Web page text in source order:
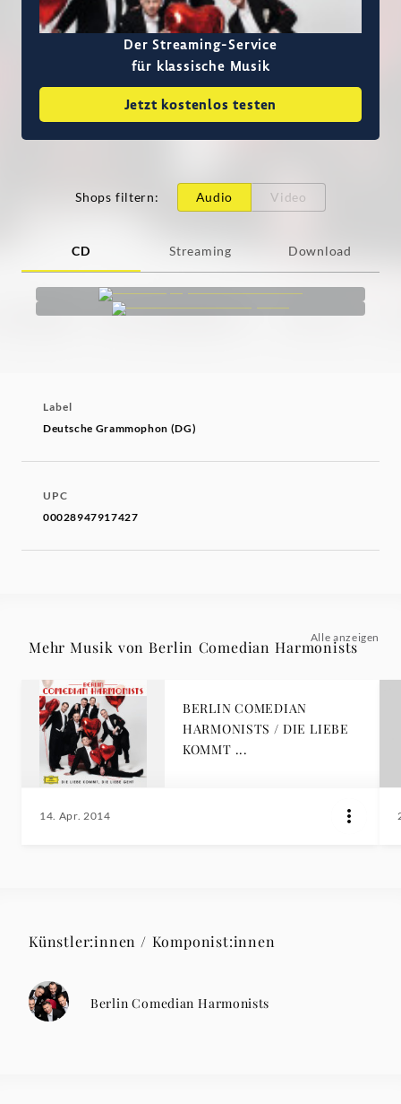
Der Streaming-Service
für klassische Musik
Jetzt kostenlos testen
Shops filtern: Audio Video
CD Streaming Download
Label
Deutsche Grammophon (DG)
UPC
00028947917427
Mehr Musik von Berlin Comedian Harmonists
Alle anzeigen
BERLIN COMEDIAN
HARMONISTS / DIE LIEBE
KOMMT ...
14. Apr. 2014
Künstler:innen / Komponist:innen
Berlin Comedian Harmonists